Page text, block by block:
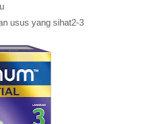
usus yang sihat2-3